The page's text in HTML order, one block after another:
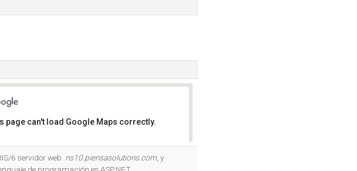
page can't load Google Maps correctly.
6 servidor web. ns10.piensasolutions.com, y